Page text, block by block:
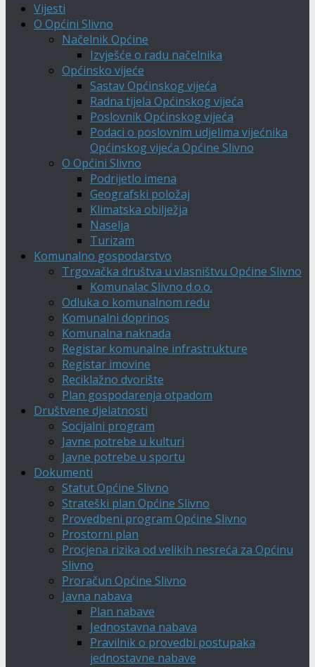
Vijesti
O Općini Slivno
Načelnik Općine
Izvješće o radu načelnika
Općinsko vijeće
Sastav Općinskog vijeća
Radna tijela Općinskog vijeća
Poslovnik Općinskog vijeća
Podaci o poslovnim udjelima vijećnika
Općinskog vijeća Općine Slivno
O Općini Slivno
Podrijetlo imena
Geografski položaj
Klimatska obilježja
Naselja
Turizam
Komunalno gospodarstvo
Trgovačka društva u vlasništvu Općine Slivno
Komunalac Slivno d.o.o.
Odluka o komunalnom redu
Komunalni doprinos
Komunalna naknada
Registar komunalne infrastrukture
Registar imovine
Reciklažno dvorište
Plan gospodarenja otpadom
Društvene djelatnosti
Socijalni program
Javne potrebe u kulturi
Javne potrebe u sportu
Dokumenti
Statut Općine Slivno
Strateški plan Općine Slivno
Provedbeni program Općine Slivno
Prostorni plan
Procjena rizika od velikih nesreća za Općinu
Slivno
Proračun Općine Slivno
Javna nabava
Plan nabave
Jednostavna nabava
Pravilnik o provedbi postupaka
jednostavne nabave